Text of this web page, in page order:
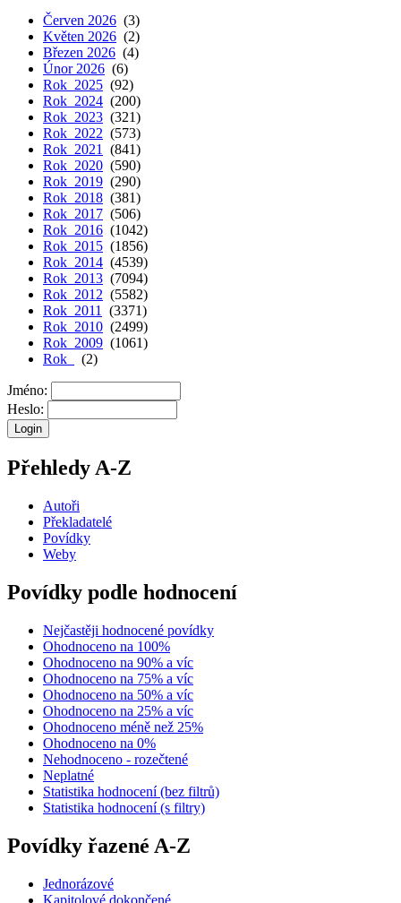
Červen 2026 (3)
Květen 2026 (2)
Březen 2026 (4)
Únor 2026 (6)
Rok 2025 (92)
Rok 2024 (200)
Rok 2023 (321)
Rok 2022 (573)
Rok 2021
(841)
Rok 2020 (590)
Rok 2019 (290)
Rok 2018 (381)
Rok 2017 (506)
Rok 2016 (1042)
Rok 2015 (1856)
Rok 2014 (4539)
Rok 2013 (7094)
Rok 2012 (5582)
Rok 2011
(3371)
Rok 2010 (2499)
Rok 2009 (1061)
Rok
(2)
Jméno:
Heslo:
Přehledy A-Z
Autoři
Překladatelé
Povídky
Weby
Povídky podle hodnocení
Nejčastěji hodnocené povídky
Ohodnoceno na 100%
Ohodnoceno na 90% a víc
Ohodnoceno na 75% a víc
Ohodnoceno na 50% a víc
Ohodnoceno na 25% a víc
Ohodnoceno méně než 25%
Ohodnoceno na 0%
Nehodnoceno - rozečtené
Neplatné
Statistika hodnocení (bez filtrů)
Statistika hodnocení (s filtry)
Povídky řazené A-Z
Jednorázové
Kapitolové dokončené